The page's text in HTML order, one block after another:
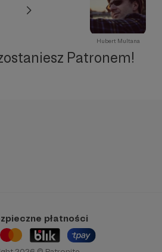
Hubert Multana
Patronem!
płatności